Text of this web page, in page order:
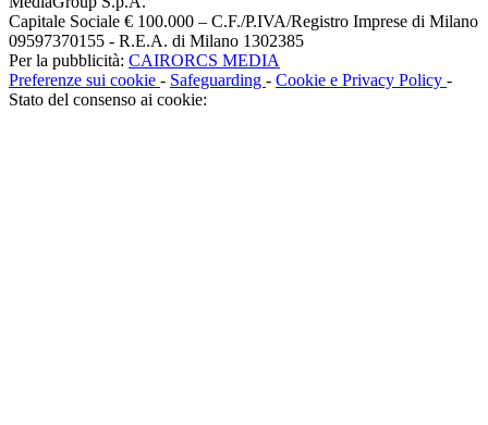
Capitale Sociale € 100.000 – C.F./P.IVA/Registro Imprese di Milano
09597370155 - R.E.A. di Milano 1302385
Per la pubblicità: CAIRORCS MEDIA
Preferenze sui cookie - Safeguarding - Cookie e Privacy Policy -
Stato del consenso ai cookie: